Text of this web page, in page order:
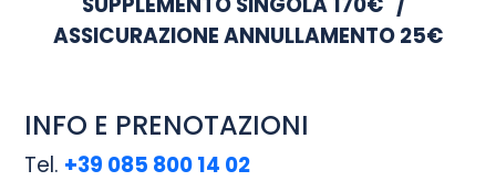
ASSICURAZIONE ANNULLAMENTO 25€
INFO E PRENOTAZIONI
Tel. +39 085 800 14 02